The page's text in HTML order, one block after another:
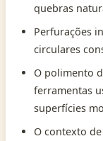
quebras
Perfurações
circulares
O polimento
ferramentas
superfícies
O contexto